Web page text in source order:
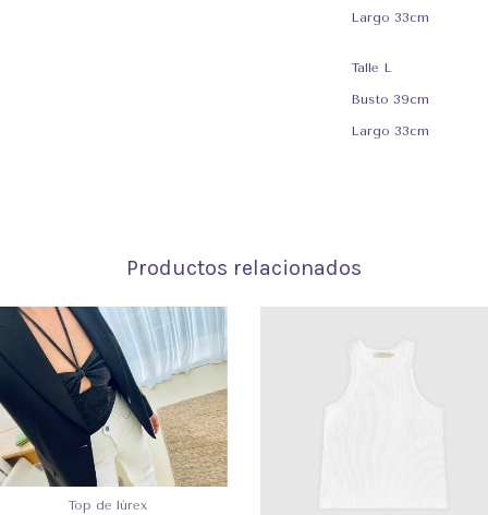
Largo 33cm
Talle L
Busto 39cm
Largo 33cm
Productos relacionados
Top de lúrex